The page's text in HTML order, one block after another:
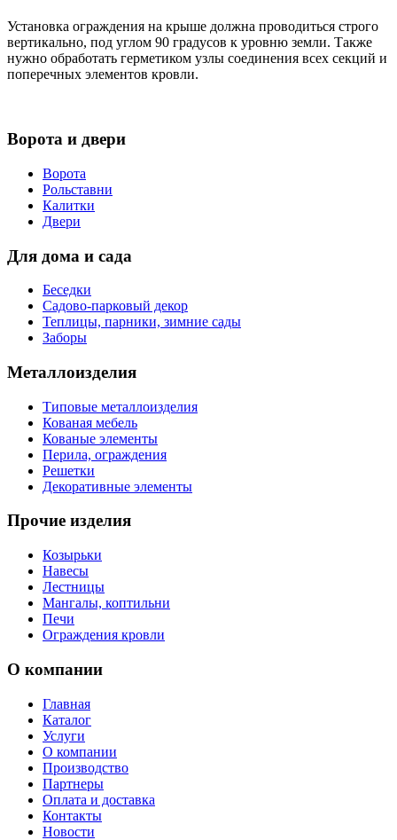
Установка ограждения на крыше должна проводиться строго
вертикально, под углом 90 градусов к уровню земли. Также
нужно обработать герметиком узлы соединения всех секций и
поперечных элементов кровли.
Ворота и двери
Ворота
Рольставни
Калитки
Двери
Для дома и сада
Беседки
Садово-парковый декор
Теплицы, парники, зимние сады
Заборы
Металлоизделия
Типовые металлоизделия
Кованая мебель
Кованые элементы
Перила, ограждения
Решетки
Декоративные элементы
Прочие изделия
Козырьки
Навесы
Лестницы
Мангалы, коптильни
Печи
Ограждения кровли
О компании
Главная
Каталог
Услуги
О компании
Производство
Партнеры
Оплата и доставка
Контакты
Новости